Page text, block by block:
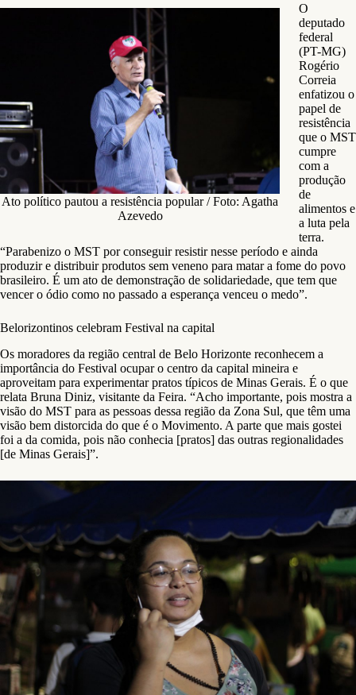
Ato político pautou a resistência popular / Foto: Agatha
Azevedo
O
deputado
federal
(PT-MG)
Rogério
Correia
enfatizou o
papel de
resistência
que o MST
cumpre
com a
produção
de
alimentos e
a luta pela
terra.
“Parabenizo o MST por conseguir resistir nesse período e ainda
produzir e distribuir produtos sem veneno para matar a fome do povo
brasileiro. É um ato de demonstração de solidariedade, que tem que
vencer o ódio como no passado a esperança venceu o medo”.
Belorizontinos celebram Festival na capital
Os moradores da região central de Belo Horizonte reconhecem a
importância do Festival ocupar o centro da capital mineira e
aproveitam para experimentar pratos típicos de Minas Gerais. É o que
relata Bruna Diniz, visitante da Feira. “Acho importante, pois mostra a
visão do MST para as pessoas dessa região da Zona Sul, que têm uma
visão bem distorcida do que é o Movimento. A parte que mais gostei
foi a da comida, pois não conhecia [pratos] das outras regionalidades
[de Minas Gerais]”.